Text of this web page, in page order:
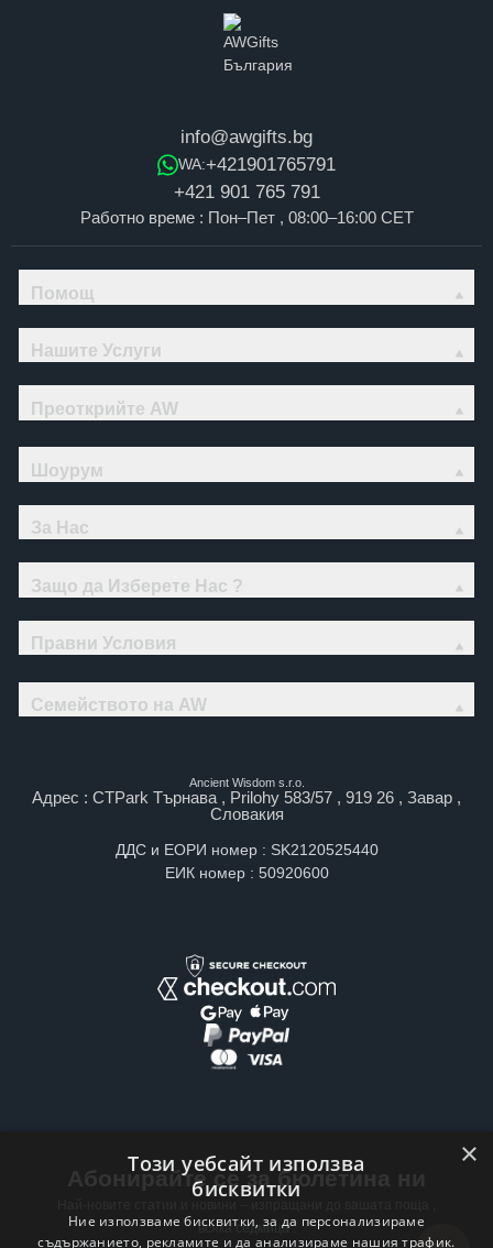
info@awgifts.bg
WA:+421901765791
+421 901 765 791
Работно време : Пон–Пет , 08:00–16:00 CET
Помощ
Нашите Услуги
Преоткрийте AW
Шоурум
За Нас
Защо да Изберете Нас ?
Правни Условия
Семейството на AW
Ancient Wisdom s.r.o.
Адрес : CTPark Търнава , Prilohy 583/57 , 919 26 , Завар ,
Словакия
ДДС и ЕОРИ номер : SK2120525440
ЕИК номер : 50920600
Абонирайте се за бюлетина ни
всяка седмица .
×
Този уебсайт използва
бисквитки
Ние използваме бисквитки, за да персонализираме
съдържанието, рекламите и да анализираме нашия трафик.